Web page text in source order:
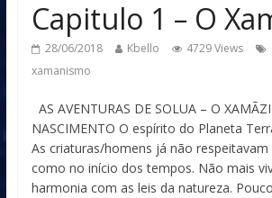
Capitulo 1 – O
28/06/2018 Kbello 4729 Views
xamanismo
AS AVENTURAS DE SOLUA – O
NASCIMENTO O espírito do Planeta
As criaturas/homens já não
como no início dos tempos. Não mais
harmonia com as leis da natureza.